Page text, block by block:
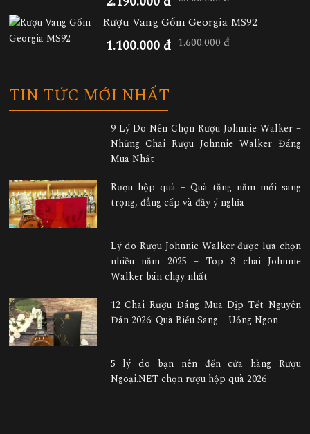
Rượu Vang Gốm Georgia MS92
1.100.000 đ 1.600.000 đ
TIN TỨC MỚI NHẤT
9 Lý Do Nên Chọn Rượu Johnnie Walker –
Những Chai Rượu Johnnie Walker Đáng
Mua Nhất
Rượu hộp quà – Quà tặng năm mới sang
trọng, đẳng cấp và đầy ý nghĩa
Lý do Rượu Johnnie Walker được lựa chọn
nhiều năm 2025 – Top 3 chai Johnnie
Walker bán chạy nhất
12 Chai Rượu Đáng Mua Dịp Tết Nguyên
Đán 2026: Quà Biếu Sang – Uống Ngon
5 lý do bạn nên đến cửa hàng Rượu
Ngoại.NET chọn rượu hộp quà 2026